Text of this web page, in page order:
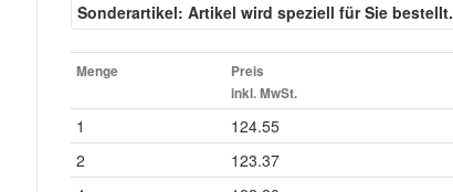
Sonderartikel: Artikel wird speziell für Sie bestellt.
Menge
Preis
inkl. MwSt.
1 124.55
2 123.37